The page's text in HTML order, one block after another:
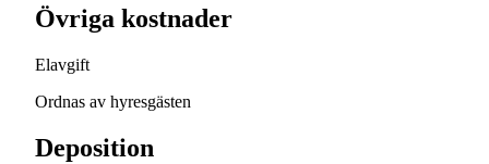
Övriga kostnader
Elavgift
Ordnas av hyresgästen
Deposition